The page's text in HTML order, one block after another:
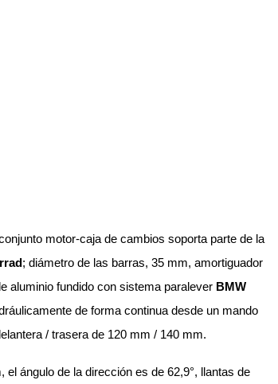
motor-caja de cambios soporta parte de la
; diámetro de las barras, 35 mm, amortiguador
aluminio fundido con sistema paralever BMW
de forma continua desde un mando
/ trasera de 120 mm / 140 mm.
ángulo de la dirección es de 62,9°, llantas de